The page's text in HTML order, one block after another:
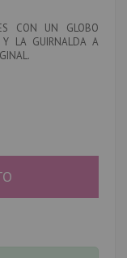
CON UN GLOBO
Y LA GUIRNALDA A